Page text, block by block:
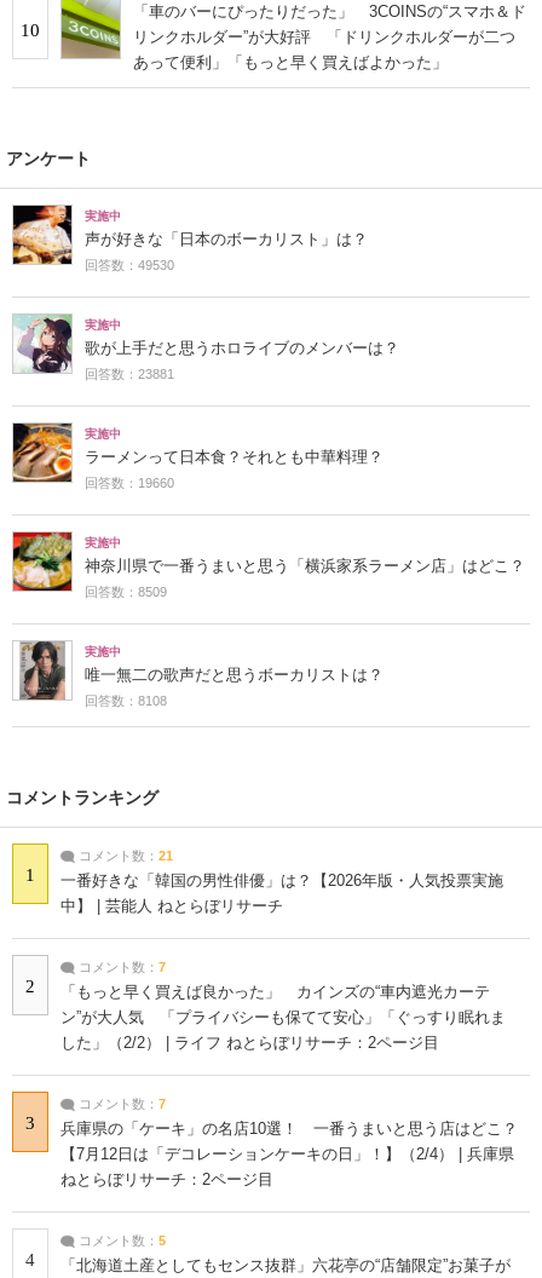
10
「車のバーにぴったりだった」 3COINSの“スマホ＆ド
リンクホルダー”が大好評 「ドリンクホルダーが二つ
あって便利」「もっと早く買えばよかった」
アンケート
実施中
声が好きな「日本のボーカリスト」は？
回答数：49530
実施中
歌が上手だと思うホロライブのメンバーは？
回答数：23881
実施中
ラーメンって日本食？それとも中華料理？
回答数：19660
実施中
神奈川県で一番うまいと思う「横浜家系ラーメン店」はどこ？
回答数：8509
実施中
唯一無二の歌声だと思うボーカリストは？
回答数：8108
コメントランキング
1
コメント数： 21
一番好きな「韓国の男性俳優」は？【2026年版・人気投票実施
中】 | 芸能人 ねとらぼリサーチ
2
コメント数： 7
「もっと早く買えば良かった」 カインズの“車内遮光カーテ
ン”が大人気 「プライバシーも保てて安心」「ぐっすり眠れま
した」（2/2） | ライフ ねとらぼリサーチ：2ページ目
3
コメント数： 7
兵庫県の「ケーキ」の名店10選！ 一番うまいと思う店はどこ？
【7月12日は「デコレーションケーキの日」！】（2/4） | 兵庫県
ねとらぼリサーチ：2ページ目
4
コメント数： 5
「北海道土産としてもセンス抜群」六花亭の“店舗限定”お菓子が